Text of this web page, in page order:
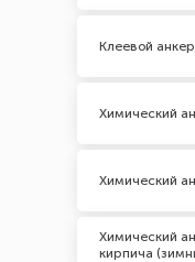
Клеевой
Химический
Химический
Химический
кирпича